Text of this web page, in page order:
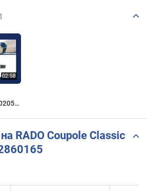
RADO Coupole Classic